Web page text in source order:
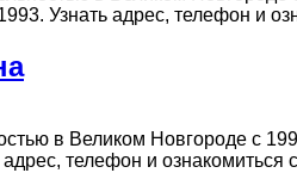
Узнать адрес, телефон и
в Великом Новгороде с
адрес, телефон и